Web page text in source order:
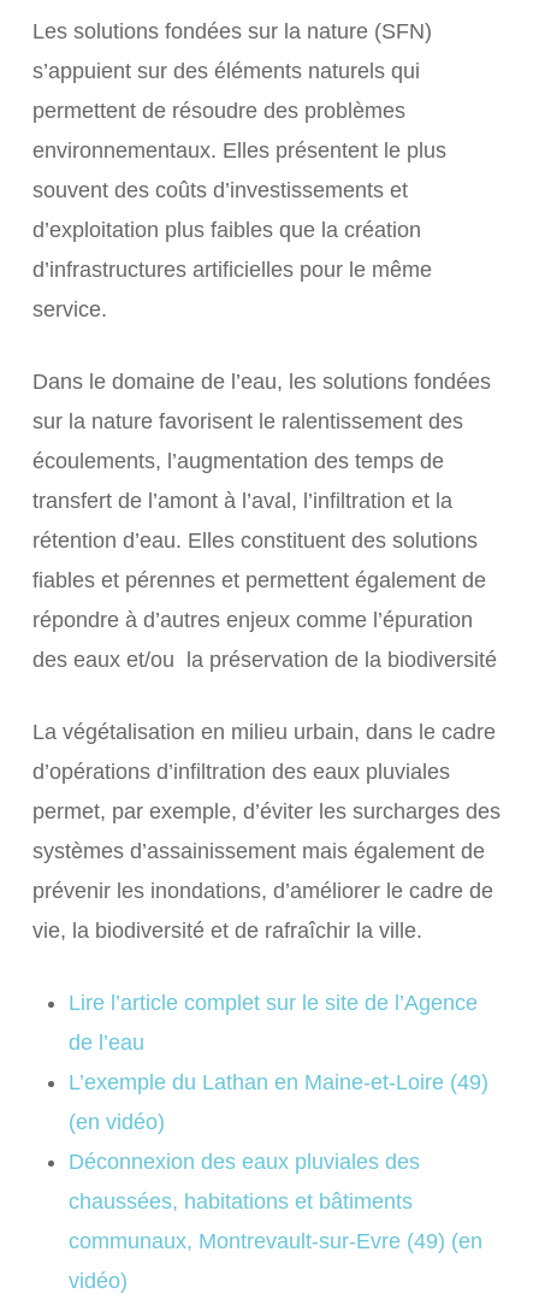
Les solutions fondées sur la nature (SFN)
s’appuient sur des éléments naturels qui
permettent de résoudre des problèmes
environnementaux. Elles présentent le plus
souvent des coûts d’investissements et
d’exploitation plus faibles que la création
d’infrastructures artificielles pour le même
service.
Dans le domaine de l’eau, les solutions fondées
sur la nature favorisent le ralentissement des
écoulements, l’augmentation des temps de
transfert de l’amont à l’aval, l’infiltration et la
rétention d’eau. Elles constituent des solutions
fiables et pérennes et permettent également de
répondre à d’autres enjeux comme l’épuration
des eaux et/ou la préservation de la biodiversité
La végétalisation en milieu urbain, dans le cadre
d’opérations d’infiltration des eaux pluviales
permet, par exemple, d’éviter les surcharges des
systèmes d’assainissement mais également de
prévenir les inondations, d’améliorer le cadre de
vie, la biodiversité et de rafraîchir la ville.
Lire l’article complet sur le site de l’Agence
de l’eau
L’exemple du Lathan en Maine-et-Loire (49)
(en vidéo)
Déconnexion des eaux pluviales des
chaussées, habitations et bâtiments
communaux, Montrevault-sur-Evre (49) (en
vidéo)